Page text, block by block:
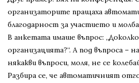
организаторите пращаха
благодарност за участието и
В анкетата имаше въпрос:
организацията?“. А под въпроса –
някакви въпроси, моля, не се
Разбира се, че автоматичният